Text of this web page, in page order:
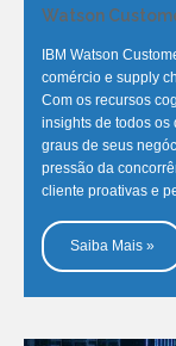
Watson
IBM Watson
comércio e supply
Com os recursos
insights de todos os
graus de seus
pressão da
cliente proativas e
Saiba Mais »